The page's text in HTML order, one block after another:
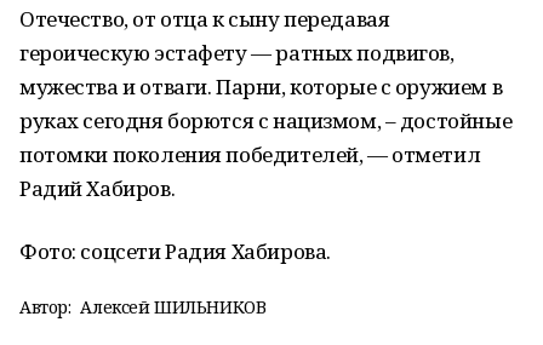
Отечество, от отца к сыну передавая
героическую эстафету — ратных подвигов,
мужества и отваги. Парни, которые с оружием в
руках сегодня борются с нацизмом, – достойные
потомки поколения победителей, — отметил
Радий Хабиров.
Фото: соцсети Радия Хабирова.
Автор: Алексей ШИЛЬНИКОВ